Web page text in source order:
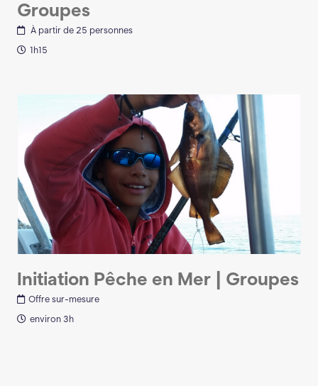
Groupes
À partir de 25 personnes
1h15
Initiation Pêche en Mer | Groupes
Offre sur-mesure
environ 3h